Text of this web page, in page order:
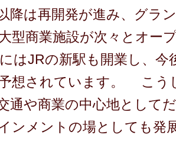
降は再開発が進み、グラ
型商業施設が次々とオー
はJRの新駅も開業し、今
想されています。 こう
通や商業の中心地として
ンメントの場としても発